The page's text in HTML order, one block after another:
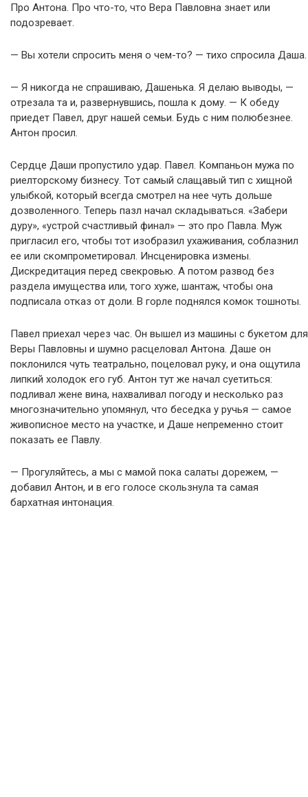
Про Антона. Про что-то, что Вера Павловна знает или
подозревает.
— Вы хотели спросить меня о чем-то? — тихо спросила Даша.
— Я никогда не спрашиваю, Дашенька. Я делаю выводы, —
отрезала та и, развернувшись, пошла к дому. — К обеду
приедет Павел, друг нашей семьи. Будь с ним полюбезнее.
Антон просил.
Сердце Даши пропустило удар. Павел. Компаньон мужа по
риелторскому бизнесу. Тот самый слащавый тип с хищной
улыбкой, который всегда смотрел на нее чуть дольше
дозволенного. Теперь пазл начал складываться. «Забери
дуру», «устрой счастливый финал» — это про Павла. Муж
пригласил его, чтобы тот изобразил ухаживания, соблазнил
ее или скомпрометировал. Инсценировка измены.
Дискредитация перед свекровью. А потом развод без
раздела имущества или, того хуже, шантаж, чтобы она
подписала отказ от доли. В горле поднялся комок тошноты.
Павел приехал через час. Он вышел из машины с букетом для
Веры Павловны и шумно расцеловал Антона. Даше он
поклонился чуть театрально, поцеловал руку, и она ощутила
липкий холодок его губ. Антон тут же начал суетиться:
подливал жене вина, нахваливал погоду и несколько раз
многозначительно упомянул, что беседка у ручья — самое
живописное место на участке, и Даше непременно стоит
показать ее Павлу.
— Прогуляйтесь, а мы с мамой пока салаты дорежем, —
добавил Антон, и в его голосе скользнула та самая
бархатная интонация.